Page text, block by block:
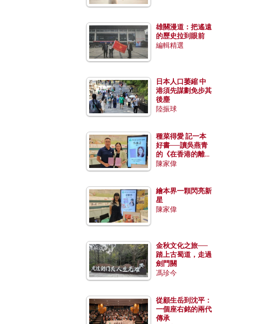
雄關漫道：把遙遠
的歷史拉到眼前
編輯精選
日本人口萎縮 中
港須先謀劃免步其
後塵
陸振球
種菜得愛 記一本
好書──讀吳燕青
的《在香港的離島
種菜》
陳家偉
繪本界一顆閃亮新
星
陳家偉
金秋文化之旅──
踏上古蜀道，走過
劍門關
馮珍今
從顧生岳到沈平：
一個座右銘的兩代
傳承